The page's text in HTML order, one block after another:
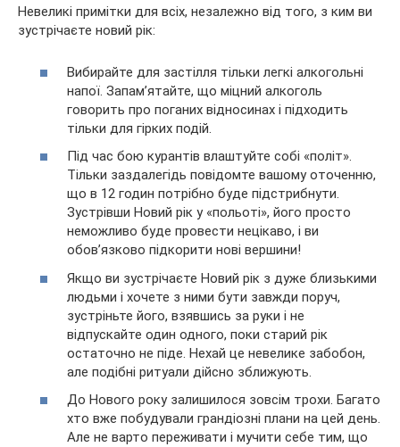
Невеликі примітки для всіх, незалежно від того, з ким ви
зустрічаєте новий рік:
Вибирайте для застілля тільки легкі алкогольні
напої. Запам’ятайте, що міцний алкоголь
говорить про поганих відносинах і підходить
тільки для гірких подій.
Під час бою курантів влаштуйте собі «політ».
Тільки заздалегідь повідомте вашому оточенню,
що в 12 годин потрібно буде підстрибнути.
Зустрівши Новий рік у «польоті», його просто
неможливо буде провести нецікаво, і ви
обов’язково підкорити нові вершини!
Якщо ви зустрічаєте Новий рік з дуже близькими
людьми і хочете з ними бути завжди поруч,
зустріньте його, взявшись за руки і не
відпускайте один одного, поки старий рік
остаточно не піде. Нехай це невелике забобон,
але подібні ритуали дійсно зближують.
До Нового року залишилося зовсім трохи. Багато
хто вже побудували грандіозні плани на цей день.
Але не варто переживати і мучити себе тим, що